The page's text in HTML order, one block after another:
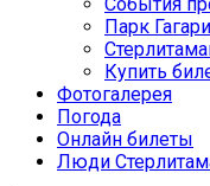
Парк
Купить
Фотогалерея
Погода
Онлайн билеты
Люди